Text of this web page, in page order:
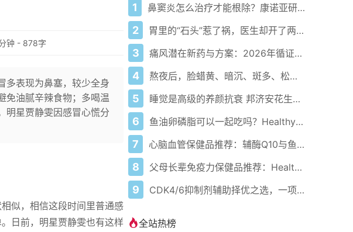
钟 - 878字
多表现为鼻塞，较少全身
免油腻辛辣食物；多喝温
明星贾静雯因感冒心慌分
似，相信这段时间里普通感
日前，明星贾静雯也有这样
1 鼻窦炎怎么治疗才能根除？康诺亚研发的康悦达带来创新治疗选择
2 胃里的“石头”惹了祸，医生却开了两瓶可乐？
3 痛风潜在新药与方案：2026年循证医学进展
4 熬夜后，脸蜡黄、暗沉、斑多、松弛？需要邦济安花生芽的深入养护
5 睡觉是高级的养颜抗衰 邦济安花生芽让你“睡个好觉”
6 鱼油卵磷脂可以一起吃吗？Healthy Care协同调节血脂
7 心脑血管保健品推荐：辅酶Q10与鱼油怎么选
8 父母长辈免疫力保健品推荐：Healthy Care 科学养护方案
9 CDK4/6抑制剂辅助择优之选，一项乳腺癌网状Meta分析带来的启示
全站热榜